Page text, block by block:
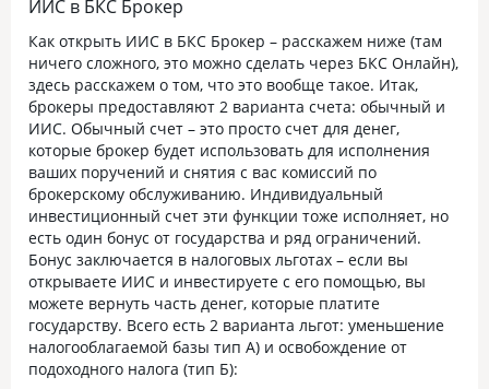
ИИС в БКС Брокер
Как открыть ИИС в БКС Брокер – расскажем ниже (там
ничего сложного, это можно сделать через БКС Онлайн),
здесь расскажем о том, что это вообще такое. Итак,
брокеры предоставляют 2 варианта счета: обычный и
ИИС. Обычный счет – это просто счет для денег,
которые брокер будет использовать для исполнения
ваших поручений и снятия с вас комиссий по
брокерскому обслуживанию. Индивидуальный
инвестиционный счет эти функции тоже исполняет, но
есть один бонус от государства и ряд ограничений.
Бонус заключается в налоговых льготах – если вы
открываете ИИС и инвестируете с его помощью, вы
можете вернуть часть денег, которые платите
государству. Всего есть 2 варианта льгот: уменьшение
налогооблагаемой базы тип А) и освобождение от
подоходного налога (тип Б):